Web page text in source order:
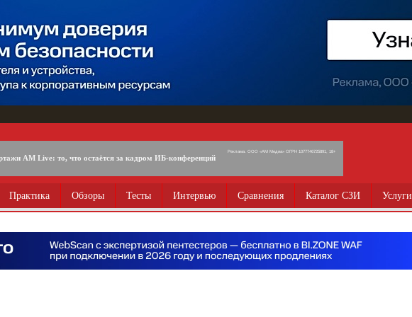
AM Live: то, что остаётся за кадром ИБ-конференций
Реклама. ООО «АМ Медиа» ОГРН 1077746725891, 18+
Практика Обзоры Тесты Интервью Сравнения Каталог СЗИ Услуги